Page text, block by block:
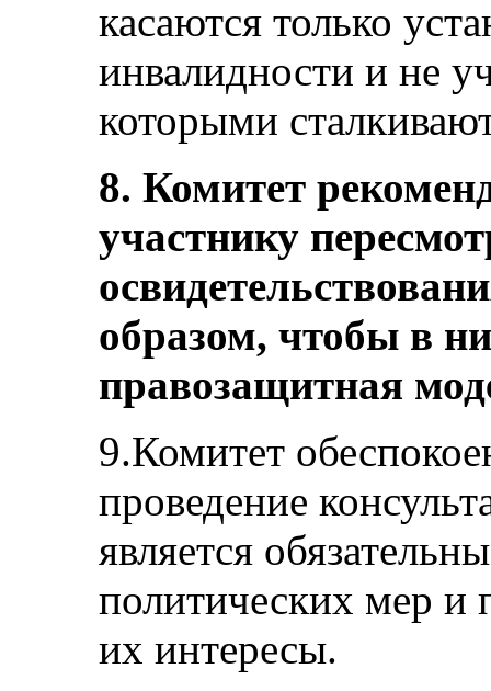
касаются только
инвалидности и не
которыми
8. Комитет
участнику
образом, чтобы в
правозащитная
9.Комитет
проведение
является
политических мер и
их интересы.